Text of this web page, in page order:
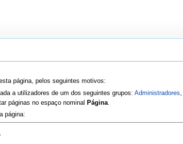
página, pelos seguintes motivos:
a utilizadores de um dos seguintes grupos:Administradores
páginas no espaço nominal Página.
página: